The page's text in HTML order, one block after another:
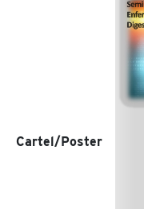
Cartel/Poster